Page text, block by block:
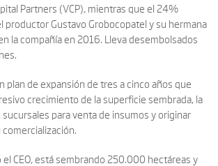
Partners (VCP), mientras que el 24%
productor Gustavo Grobocopatel y su hermana
la compañía en 2016. Lleva desembolsados
plan de expansión de tres a cinco años que
crecimiento de la superficie sembrada, la
para venta de insumos y originar
comercialización.
el CEO, está sembrando 250.000 hectáreas y